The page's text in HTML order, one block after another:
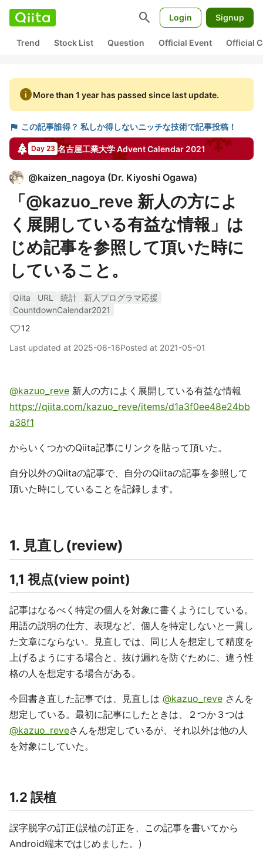
search Login Signup
Trend Stock List Question Official Event Official
infoMore than 1 year has passed since last update.
flag この記事誰得？ 私しか得しないニッチな技術で記事投稿！
Day 23 名古屋工業大学Advent Calendar 2021
@kaizen_nagoya (Dr. Kiyoshi Ogawa)
「@kazuo_reve 新人の方によ
く展開している有益な情報」は
じめ記事を参照して頂いた時に
していること。
Qiita URL 統計
新人プログラマ応援
CountdownCalendar2021
12
Last updated at 2025-06-16Posted at 2021-05-01
@kazuo_reve 新人の方によく展開している有益な情報
https://qiita.com/kazuo_reve/items/d1a3f0ee48e24bb
a38f1
からいくつかのQiita記事にリンクを貼って頂いた。
自分以外のQiitaの記事で、自分のQiitaの記事を参照して
頂いた時にしていることを記録します。
1. 見直し(review)
1,1 視点(view point)
記事はなるべく特定の個人を対象に書くようにしている。
用語の説明の仕方、表現など、個人を特定しないと一貫し
た文章にならない。見直しでは、同じ人を想定して精度を
上げるようにする場合と、抜け漏れを防ぐために、違う性
格の人を想定する場合がある。
今回書き直した記事では、見直しは @kazuo_reve さんを
想定している。最初に記事にしたときは、２つか３つは
@kazuo_reveさんを想定しているが、それ以外は他の人
を対象にしていた。
1.2 誤植
誤字脱字の訂正(誤植の訂正を、この記事を書いてから
Android端末ではじめました。)